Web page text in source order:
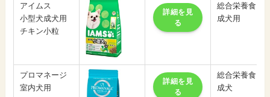
アイムス
小型犬成犬用
チキン小粒
詳細を見
る
総合栄養食
成犬用
プロマネージ
室内犬用
詳細を見
る
総合栄養食
成犬